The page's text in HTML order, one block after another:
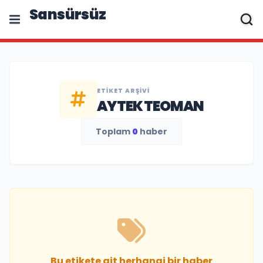
Sansürsüz
ETIKET ARŞIVI
AYTEK TEOMAN
Toplam 0 haber